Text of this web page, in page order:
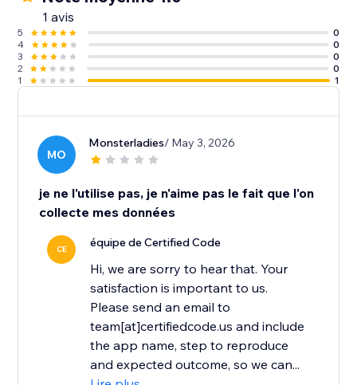
1 avis
5
0
4
0
3
0
2
0
1
1
MO
Monsterladies/ May 3, 2026
je ne l'utilise pas, je n'aime pas le fait que l'on
collecte mes données
CE équipe de Certified Code
Hi, we are sorry to hear that. Your
satisfaction is important to us.
Please send an email to
team[at]certifiedcode.us and include
the app name, step to reproduce
and expected outcome, so we can...